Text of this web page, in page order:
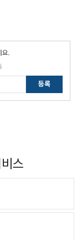
요.
등록
스